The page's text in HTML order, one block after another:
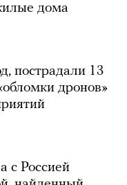
дома
пострадали 13
дронов»
с Россией